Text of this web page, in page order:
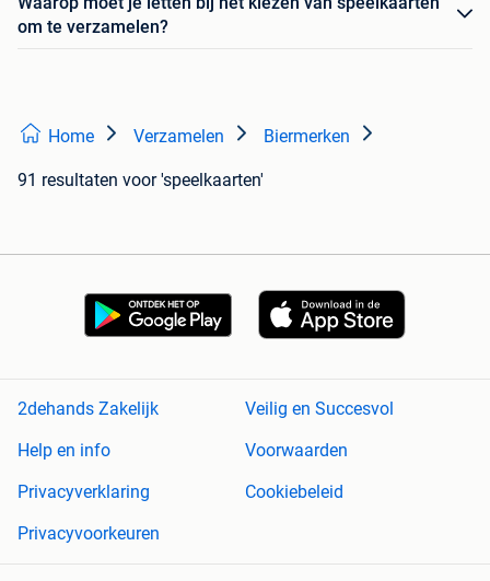
om te verzamelen?
Home Verzamelen Biermerken
91 resultaten voor 'speelkaarten'
2dehands Zakelijk
Veilig en Succesvol
Help en info
Voorwaarden
Privacyverklaring
Cookiebeleid
Privacyvoorkeuren